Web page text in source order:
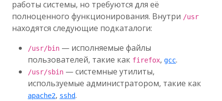
работы системы, но требуются для её
полноценного функционирования. Внутри /usr
находятся следующие подкаталоги:
/usr/bin — исполняемые файлы
пользователей, такие как firefox, gcc.
/usr/sbin — системные утилиты,
используемые администратором, такие как
apache2, sshd.